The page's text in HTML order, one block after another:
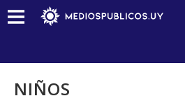
NIÑOS